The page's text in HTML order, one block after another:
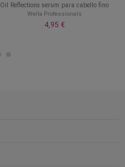
Oil Reflections serum para cabello fino
Wella Professionals
4,95 €